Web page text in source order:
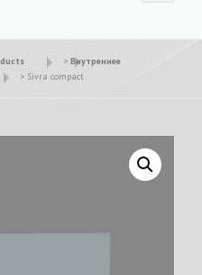
> Внутреннее
> Sivra compact